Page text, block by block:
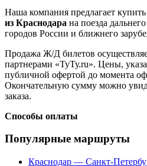
Наша компания предлагает
из Краснодара на поезда
городов России и ближнего
Продажа Ж/Д билетов
партнерами «ТуТу.ru». Цены,
публичной офертой до момента
Окончательную сумму можно
заказа.
Способы оплаты
Популярные маршруты
Краснодар — Санкт-